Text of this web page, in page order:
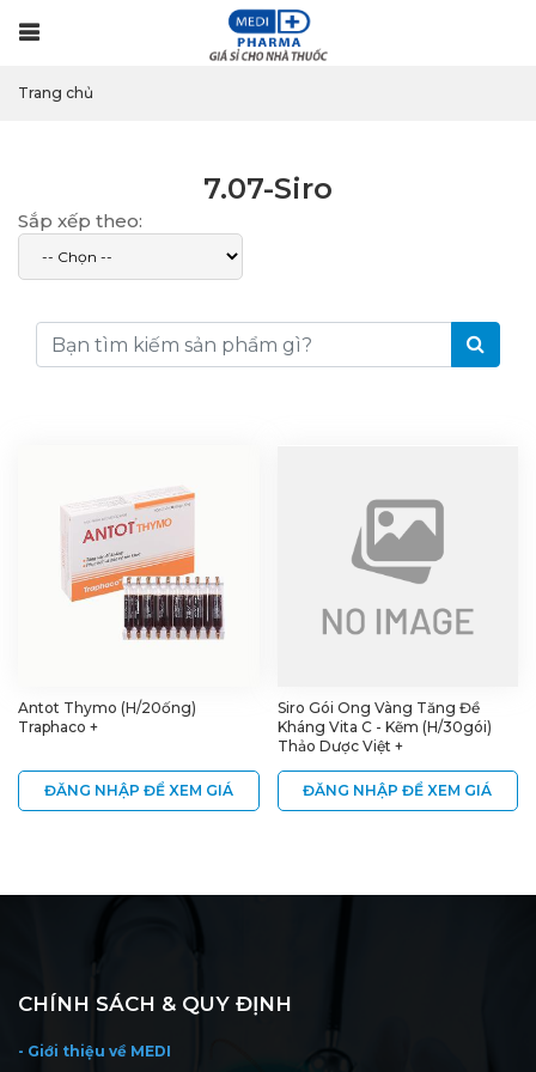
Menu
Trang chủ
7.07-Siro
Sắp xếp theo:
Antot Thymo (H/20ống)
Traphaco +
ĐĂNG NHẬP ĐỂ XEM GIÁ
Siro Gói Ong Vàng Tăng Đề
Kháng Vita C - Kẽm (H/30gói)
Thảo Dược Việt +
ĐĂNG NHẬP ĐỂ XEM GIÁ
CHÍNH SÁCH & QUY ĐỊNH
- Giới thiệu về MEDI